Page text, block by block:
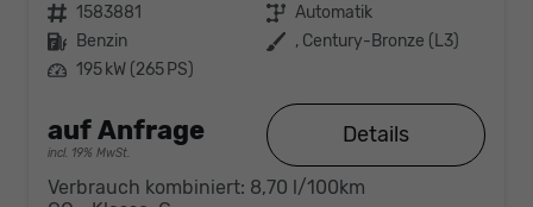
Fahrzeugnr. 1583881 Getriebe Automatik
Kraftstoff Benzin Außenfarbe , Century-Bronze (L3)
Leistung 195 kW (265 PS)
auf Anfrage
incl. 19% MwSt.
Details
Verbrauch kombiniert: 8,70 l/100km